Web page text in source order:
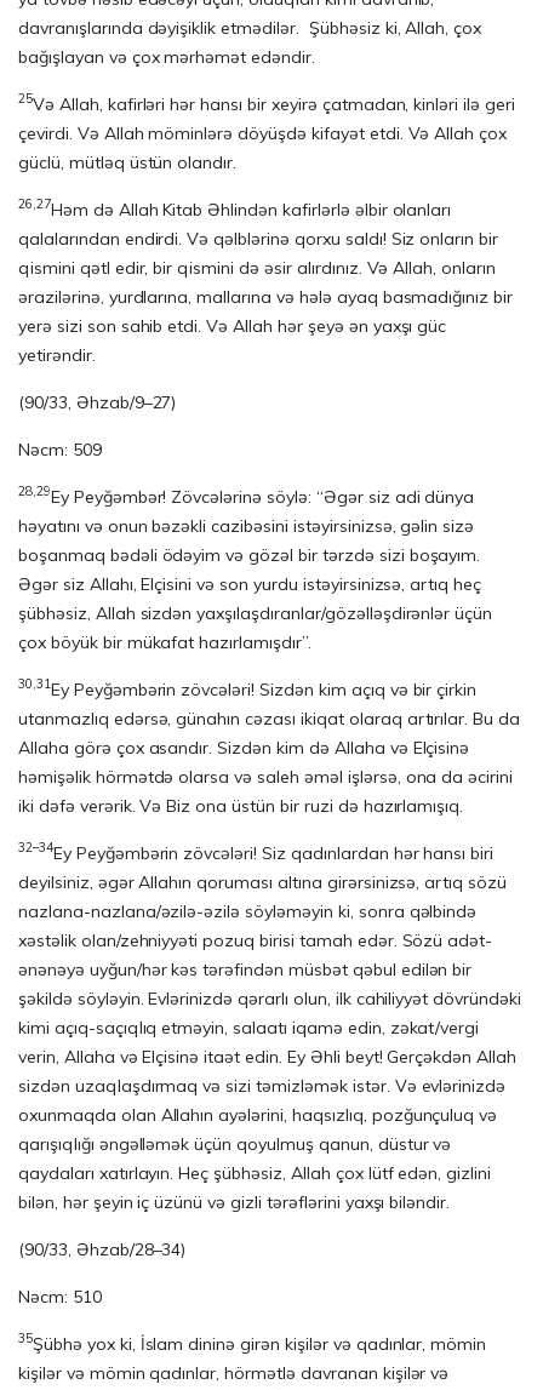
davranışlarında dəyişiklik etmədilər. Şübhəsiz ki, Allah, çox
bağışlayan və çox mərhəmət edəndir.
25Və Allah, kafirləri hər hansı bir xeyirə çatmadan, kinləri ilə geri
çevirdi. Və Allah möminlərə döyüşdə kifayət etdi. Və Allah çox
güclü, mütləq üstün olandır.
26,27Həm də Allah Kitab Əhlindən kafirlərlə əlbir olanları
qalalarından endirdi. Və qəlblərinə qorxu saldı! Siz onların bir
qismini qətl edir, bir qismini də əsir alırdınız. Və Allah, onların
ərazilərinə, yurdlarına, mallarına və hələ ayaq basmadı­ğı­nız bir
yerə sizi son sahib etdi. Və Allah hər şeyə ən yaxşı güc
yetirəndir.
(90/33, Əhzab/9–27)
Nəcm: 509
28,29Ey Peyğəmbər! Zövcələrinə söylə: “Əgər siz adi dünya
həyatını və onun bəzəkli cazibəsini istəyirsinizsə, gəlin sizə
boşanmaq bədəli ödəyim və gözəl bir tərzdə sizi boşayım.
Əgər siz Allahı, Elçisini və son yurdu istəyirsinizsə, artıq heç
şübhəsiz, Allah sizdən yaxşılaşdıranlar/gözəlləşdirənlər üçün
çox böyük bir mükafat hazırlamışdır”.
30,31Ey Peyğəmbərin zövcələri! Sizdən kim açıq və bir çirkin
utanmazlıq edərsə, günahın cəzası ikiqat olaraq artırılar. Bu da
Allaha görə çox asandır. Sizdən kim də Allaha və Elçisinə
həmişəlik hörmətdə olarsa və saleh əməl işlərsə, ona da əcirini
iki dəfə verərik. Və Biz ona üstün bir ruzi də hazırlamışıq.
32–34Ey Peyğəmbərin zövcələri! Siz qadınlardan hər hansı biri
deyilsiniz, əgər Allahın qoruması altına girərsinizsə, artıq sözü
nazlana-nazlana/əzilə-əzilə söyləməyin ki, sonra qəlbində
xəstəlik olan/zehniyyəti pozuq birisi tamah edər. Sözü adət-
ənənəyə uyğun/hər kəs tərəfindən müsbət qəbul edilən bir
şəkildə söyləyin. Evlərinizdə qərarlı olun, ilk cahiliyyət dövründəki
kimi açıq-saçıqlıq etməyin, salaatı iqamə edin, zəkat/vergi
verin, Allaha və Elçisinə itaət edin. Ey Əhli beyt! Gerçəkdən Allah
sizdən uzaqlaşdırmaq və sizi təmizləmək istər. Və evlərinizdə
oxunmaqda olan Allahın ayələrini, haqsızlıq, pozğunçuluq və
qarışıqlığı əngəlləmək üçün qoyulmuş qanun, düstur və
qaydaları xatırlayın. Heç şübhəsiz, Allah çox lütf edən, gizlini
bilən, hər şeyin iç üzünü və gizli tərəflərini yaxşı biləndir.
(90/33, Əhzab/28–34)
Nəcm: 510
35Şübhə yox ki, İslam dininə girən kişilər və qadınlar, mömin
kişilər və mömin qadınlar, hörmətlə davranan kişilər və